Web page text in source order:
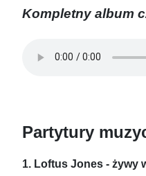
Kompletny album
Partytury
1. Loftus Jones - żywy